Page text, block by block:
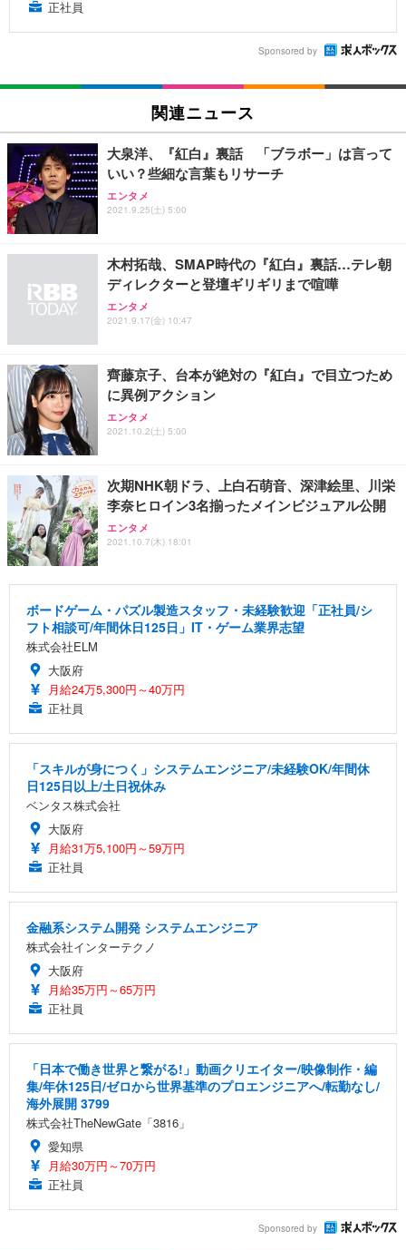
正社員
Sponsored by
関連ニュース
大泉洋、『紅白』裏話 「ブラボー」は言って
いい？些細な言葉もリサーチ
エンタメ
2021.9.25(土) 5:00
木村拓哉、SMAP時代の『紅白』裏話…テレ朝
ディレクターと登壇ギリギリまで喧嘩
エンタメ
2021.9.17(金) 10:47
齊藤京子、台本が絶対の『紅白』で目立つため
に異例アクション
エンタメ
2021.10.2(土) 5:00
次期NHK朝ドラ、上白石萌音、深津絵里、川栄
李奈ヒロイン3名揃ったメインビジュアル公開
エンタメ
2021.10.7(木) 18:01
ボードゲーム・パズル製造スタッフ・未経験歓迎「正社員/シ
フト相談可/年間休日125日」IT・ゲーム業界志望
株式会社ELM
大阪府
月給24万5,300円～40万円
正社員
「スキルが身につく」システムエンジニア/未経験OK/年間休
日125日以上/土日祝休み
ベンタス株式会社
大阪府
月給31万5,100円～59万円
正社員
金融系システム開発 システムエンジニア
株式会社インターテクノ
大阪府
月給35万円～65万円
正社員
「日本で働き世界と繋がる!」動画クリエイター/映像制作・編
集/年休125日/ゼロから世界基準のプロエンジニアへ/転勤なし/
海外展開 3799
株式会社TheNewGate「3816」
愛知県
月給30万円～70万円
正社員
Sponsored by